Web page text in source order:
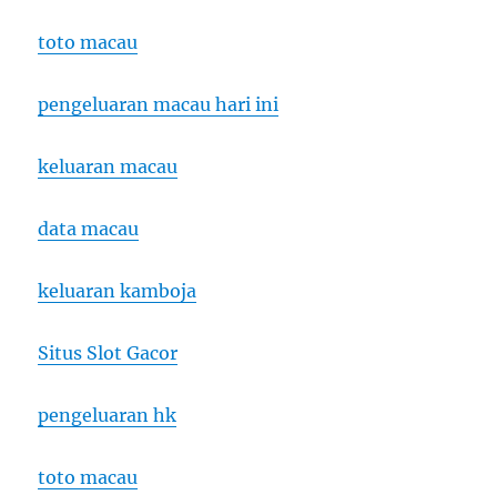
toto macau
pengeluaran macau hari ini
keluaran macau
data macau
keluaran kamboja
Situs Slot Gacor
pengeluaran hk
toto macau